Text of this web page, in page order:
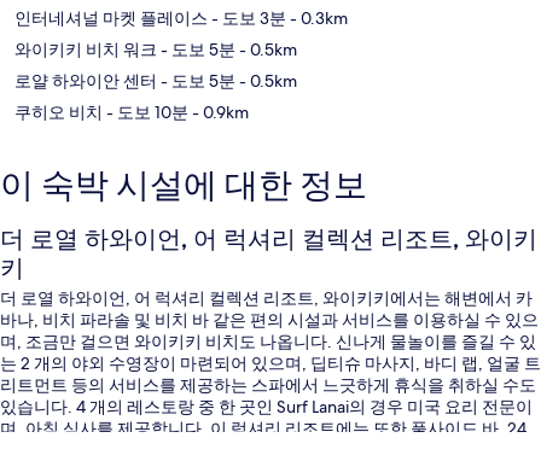
인터네셔널 마켓 플레이스 - 도보 3분 - 0.3km
와이키키 비치 워크 - 도보 5분 - 0.5km
로얄 하와이안 센터 - 도보 5분 - 0.5km
쿠히오 비치 - 도보 10분 - 0.9km
이 숙박 시설에 대한 정보
더 로열 하와이언, 어 럭셔리 컬렉션 리조트, 와이키
키
더 로열 하와이언, 어 럭셔리 컬렉션 리조트, 와이키키에서는 해변에서 카
바나, 비치 파라솔 및 비치 바 같은 편의 시설과 서비스를 이용하실 수 있으
며, 조금만 걸으면 와이키키 비치도 나옵니다. 신나게 물놀이를 즐길 수 있
는 2 개의 야외 수영장이 마련되어 있으며, 딥티슈 마사지, 바디 랩, 얼굴 트
리트먼트 등의 서비스를 제공하는 스파에서 느긋하게 휴식을 취하실 수도
있습니다. 4 개의 레스토랑 중 한 곳인 Surf Lanai의 경우 미국 요리 전문이
며, 아침 식사를 제공합니다. 이 럭셔리 리조트에는 또한 풀사이드 바, 24